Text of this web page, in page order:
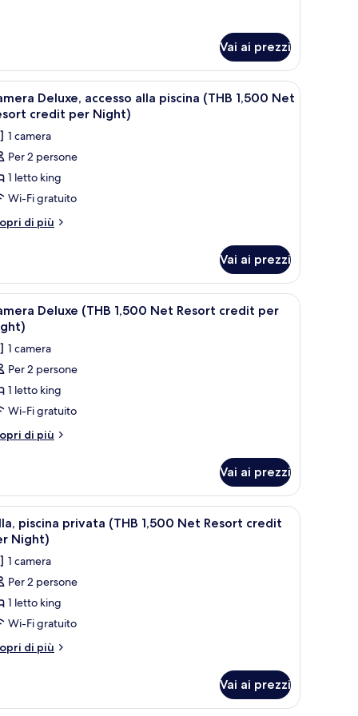
Vai ai prezzi
tende oscuranti
5
Deluxe, accesso alla piscina (THB 1,500 Net
credit per Night)
1 camera
Per 2 persone
1 letto king
Wi-Fi gratuito
di più
Vai ai prezzi
tende oscuranti Minibar, cassaforte in camera, una scrivania,
5
Deluxe (THB 1,500 Net Resort credit per
1 camera
Per 2 persone
1 letto king
Wi-Fi gratuito
di più
Vai ai prezzi
Minibar, cassaforte in camera, una scrivania,
6
piscina privata (THB 1,500 Net Resort credit
Night)
1 camera
Per 2 persone
1 letto king
Wi-Fi gratuito
di più
Vai ai prezzi